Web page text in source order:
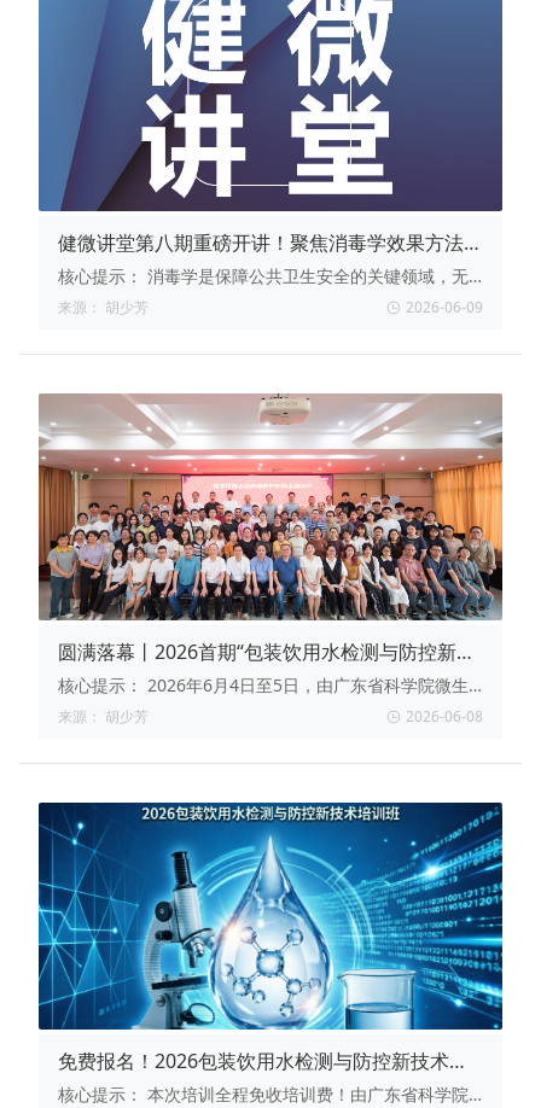
准实操解读、快检技术应用及实验室数智化转型等核心模
块。报名将于6月22日截止，名额有限，诚邀食品企业质
量管控及一线检验人员踊跃报名，提升实战能力，为企业
食品安全保驾护航。
健微讲堂第八期重磅开讲！聚焦消毒学效果方法与
评价，解锁行业前沿知识
核心提示： 消毒学是保障公共卫生安全的关键领域，无
论是检验检测、食品药品生产，还是日常消杀管理，掌握
定“健微讲堂”，和专家一起解锁消毒学核心技术，更有机
来源： 胡少芳 2026-06-09
圆满落幕丨2026首期“包装饮用水检测与防控新技
术培训班”成功举办 —— 领导致辞鼓干劲，共性技
术解难题，百名学员满载而归
核心提示： 2026年6月4日至5日，由广东省科学院微生
物研究所与广东省瓶装饮用水行业协会联合主办的“包装
州市越秀区圆满举办。本次培训吸引了全省包装饮用水生
聚一堂。培训期间，现场学术氛围浓厚，学员互动交流热
烈，掌声与笑声不断，为行业技术升级与高质量发展搭建
了良好的交流平台。
来源： 胡少芳 2026-06-08
免费报名！2026包装饮用水检测与防控新技术培
训班（广州）开讲
核心提示： 本次培训全程免收培训费！由广东省科学院